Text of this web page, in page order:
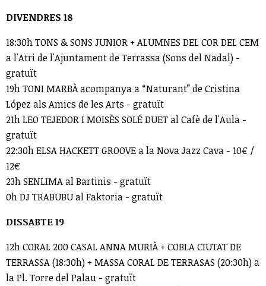
DIVENDRES 18
18:30h TONS & SONS JUNIOR + ALUMNES DEL COR DEL CEM
a l'Atri de l'Ajuntament de Terrassa (Sons del Nadal) -
gratuït
19h TONI MARBÀ acompanya a “Naturant” de Cristina
López als Amics de les Arts - gratuït
21h LEO TEJEDOR I MOISÈS SOLÉ DUET al Cafè de l'Aula -
gratuït
22:30h ELSA HACKETT GROOVE a la Nova Jazz Cava - 10€ /
12€
23h SENLIMA al Bartinis - gratuït
0h DJ TRABUBU al Faktoria - gratuït
DISSABTE 19
12h CORAL 200 CASAL ANNA MURIÀ + COBLA CIUTAT DE
TERRASSA (18:30h) + MASSA CORAL DE TERRASAS (20:30h) a
la Pl. Torre del Palau - gratuït